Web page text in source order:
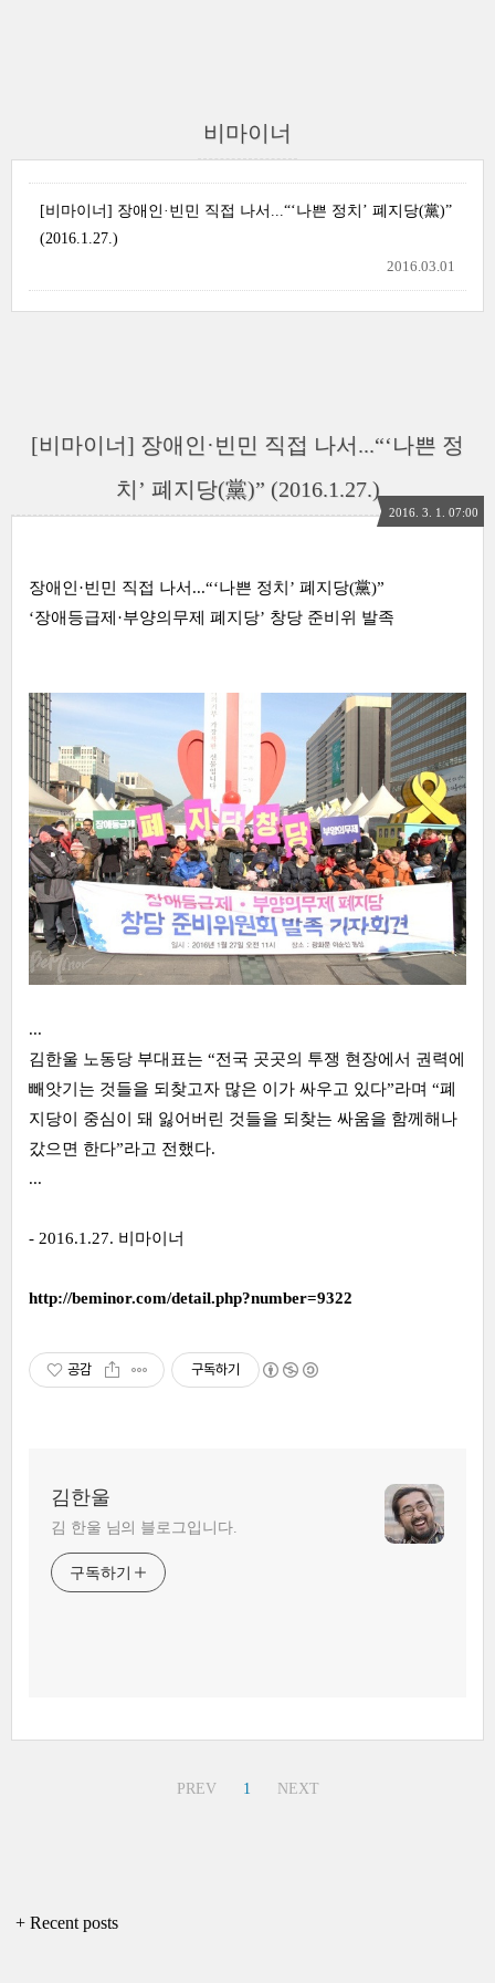
비마이너
[비마이너] 장애인·빈민 직접 나서...“‘나쁜 정치’ 폐지당(黨)”
(2016.1.27.)
2016.03.01
[비마이너] 장애인·빈민 직접 나서...“‘나쁜 정
치’ 폐지당(黨)” (2016.1.27.)
2016. 3. 1. 07:00
장애인·빈민 직접 나서...“‘나쁜 정치’ 폐지당(黨)”
‘장애등급제·부양의무제 폐지당’ 창당 준비위 발족
...
김한울 노동당 부대표는 “전국 곳곳의 투쟁 현장에서 권력에
빼앗기는 것들을 되찾고자 많은 이가 싸우고 있다”라며 “폐
지당이 중심이 돼 잃어버린 것들을 되찾는 싸움을 함께해나
갔으면 한다”라고 전했다.
...
- 2016.1.27. 비마이너
http://beminor.com/detail.php?number=9322
공감 구독하기
김한울
김 한울 님의 블로그입니다.
구독하기
PREV 1 NEXT
+ Recent posts